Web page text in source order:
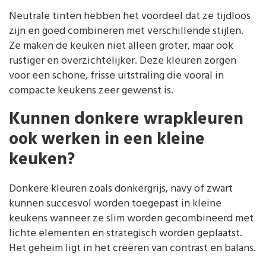
Neutrale tinten hebben het voordeel dat ze tijdloos
zijn en goed combineren met verschillende stijlen.
Ze maken de keuken niet alleen groter, maar ook
rustiger en overzichtelijker. Deze kleuren zorgen
voor een schone, frisse uitstraling die vooral in
compacte keukens zeer gewenst is.
Kunnen donkere wrapkleuren
ook werken in een kleine
keuken?
Donkere kleuren zoals donkergrijs, navy of zwart
kunnen succesvol worden toegepast in kleine
keukens wanneer ze slim worden gecombineerd met
lichte elementen en strategisch worden geplaatst.
Het geheim ligt in het creëren van contrast en balans.